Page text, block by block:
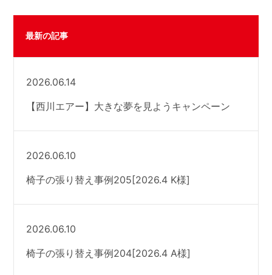
最新の記事
2026.06.14
【西川エアー】大きな夢を見ようキャンペーン
2026.06.10
椅子の張り替え事例205[2026.4 K様]
2026.06.10
椅子の張り替え事例204[2026.4 A様]